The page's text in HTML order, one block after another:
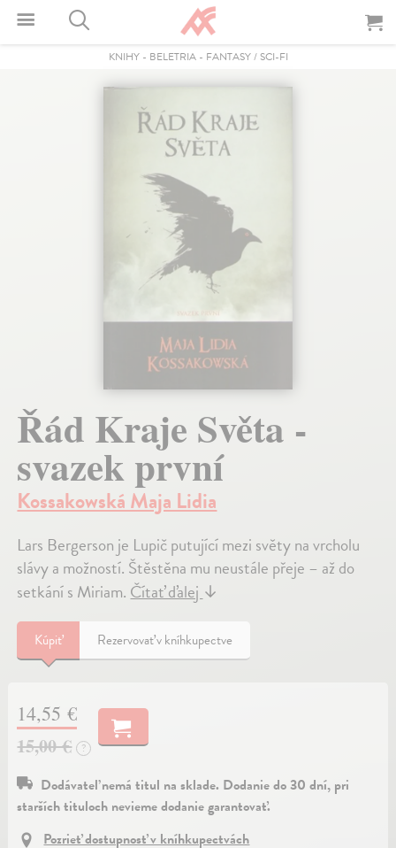
KNIHY- BELETRIA- FANTASY / SCI-FI
Řád Kraje Světa -
svazek první
Kossakowská Maja Lidia
Lars Bergerson je Lupič putující mezi světy na vrcholu
slávy a možností. Štěstěna mu neustále přeje – až do
setkání s Miriam.Čítať ďalej↓
Kúpiť Rezervovať v kníhkupectve
14,55 €
15,00 €
?
Dodávateľ nemá titul na sklade. Dodanie do 30 dní, pri
starších tituloch nevieme dodanie garantovať.
Pozrieť dostupnosť v kníhkupectvách